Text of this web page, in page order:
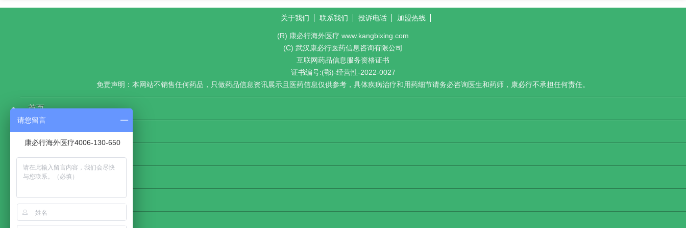
关于我们 联系我们 投诉电话 加盟热线
(R) 康必行海外医疗 www.kangbixing.com
(C) 武汉康必行医药信息咨询有限公司
互联网药品信息服务资格证书
证书编号:(鄂)-经营性-2022-0027
免责声明：本网站不销售任何药品，只做药品信息资讯展示且医药信息仅供参考，具体疾病治疗和用药细节请务必咨询医生和药师，康必行不承担任何责任。
首页
康必行新闻
网站地图
物流查询
关注康必行海外医疗公众号
请您留言
康必行海外医疗4006-130-650